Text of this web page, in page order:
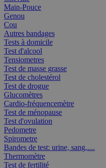
Main-Pouce
Genou
Cou
Autres bandages
Tests à domicile
Test d'alcool
Tensiometres
Test de masse grasse
Test de cholestérol
Test de drogue
Glucomètres
Cardio-fréquencemètre
Test de ménopause
Test d'ovulation
Pedometre
Spirometre
Bandes de test: urine, sang,....
Thermomètre
Test de fertilité